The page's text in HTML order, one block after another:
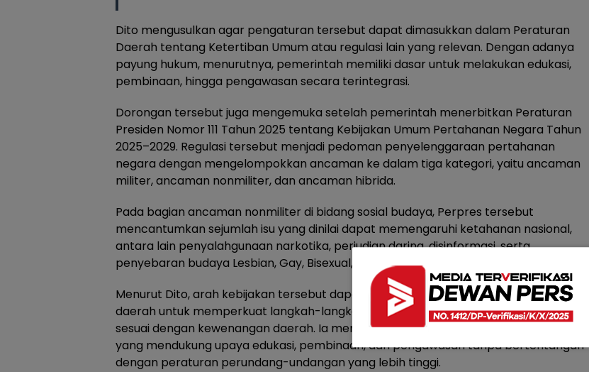
Dito mengusulkan agar pengaturan tersebut dapat dimasukkan dalam Peraturan
Daerah tentang Ketertiban Umum atau regulasi lain yang relevan. Dengan adanya
payung hukum, menurutnya, pemerintah memiliki dasar untuk melakukan edukasi,
pembinaan, hingga pengawasan secara terintegrasi.
Dorongan tersebut juga mengemuka setelah pemerintah menerbitkan Peraturan
Presiden Nomor 111 Tahun 2025 tentang Kebijakan Umum Pertahanan Negara Tahun
2025–2029. Regulasi tersebut menjadi pedoman penyelenggaraan pertahanan
negara dengan mengelompokkan ancaman ke dalam tiga kategori, yaitu ancaman
militer, ancaman nonmiliter, dan ancaman hibrida.
Pada bagian ancaman nonmiliter di bidang sosial budaya, Perpres tersebut
mencantumkan sejumlah isu yang dinilai dapat memengaruhi ketahanan nasional,
antara lain penyalahgunaan narkotika, perjudian daring, disinformasi, serta
penyebaran budaya Lesbian, Gay, Bisexual, Transgender, and Queer (LGBTQ).
Menurut Dito, arah kebijakan tersebut dapat menjadi pijakan bagi pemerintah
daerah untuk memperkuat langkah-langkah pencegahan melalui kebijakan yang
sesuai dengan kewenangan daerah. Ia menilai Kota Malang perlu memiliki regulasi
yang mendukung upaya edukasi, pembinaan, dan pengawasan tanpa bertentangan
dengan peraturan perundang-undangan yang lebih tinggi.